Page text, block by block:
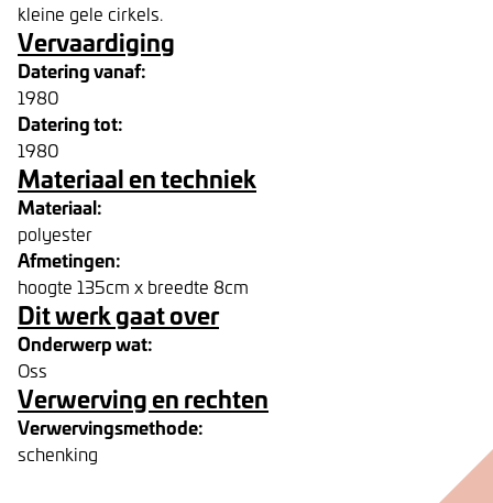
kleine gele cirkels.
Vervaardiging
Datering vanaf:
1980
Datering tot:
1980
Materiaal en techniek
Materiaal:
polyester
Afmetingen:
hoogte 135cm x breedte 8cm
Dit werk gaat over
Onderwerp wat:
Oss
Verwerving en rechten
Verwervingsmethode:
schenking